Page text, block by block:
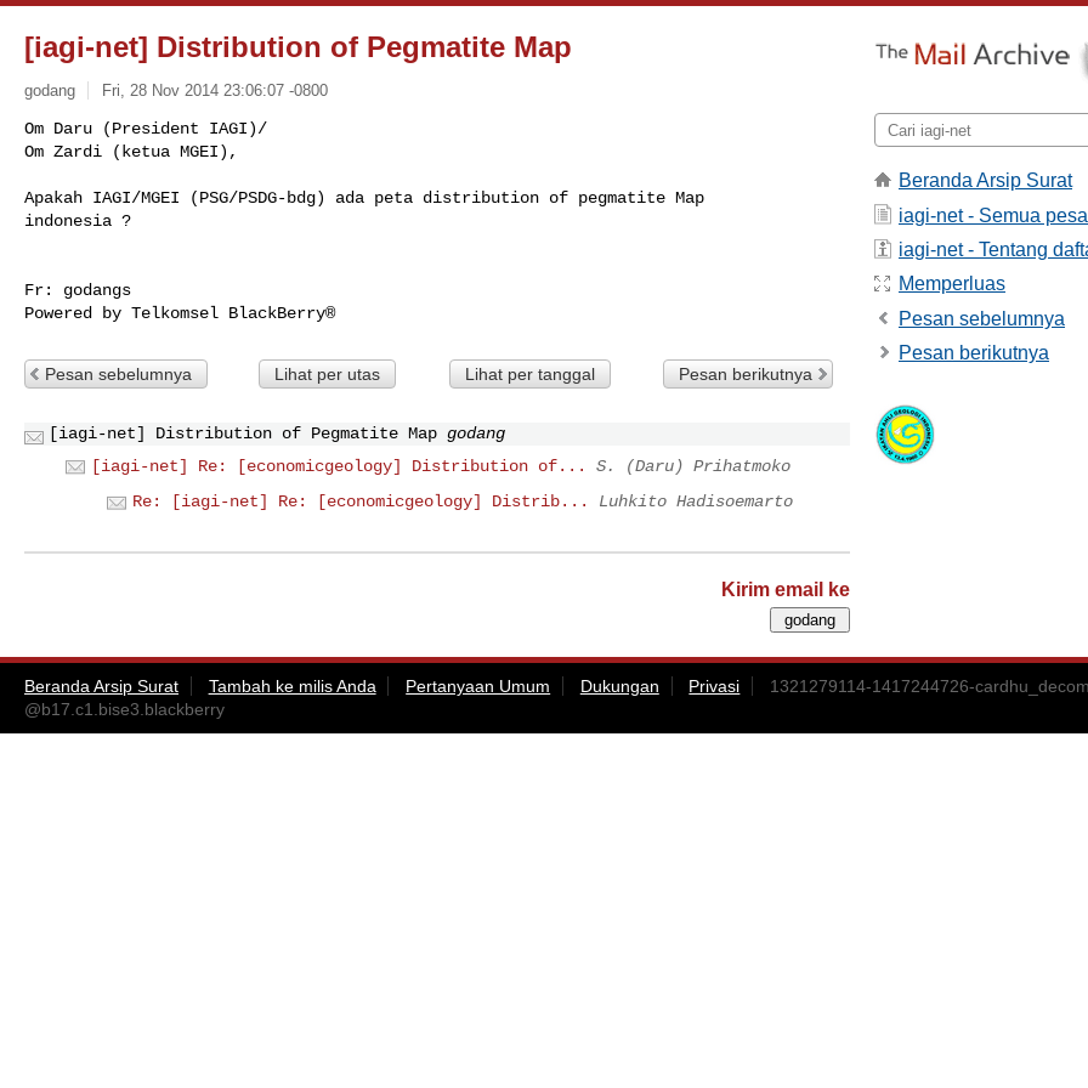
[iagi-net] Distribution of Pegmatite Map
godang Fri, 28 Nov 2014 23:06:07 -0800
Om Daru (President IAGI)/
Om Zardi (ketua MGEI),
Apakah IAGI/MGEI (PSG/PSDG-bdg) ada peta distribution of pegmatite Map
indonesia ?
Fr: godangs
Powered by Telkomsel BlackBerry®
Pesan sebelumnya Lihat per utas Lihat per tanggal Pesan berikutnya
[iagi-net] Distribution of Pegmatite Map godang
[iagi-net] Re: [economicgeology] Distribution of...
S. (Daru) Prihatmoko
Re: [iagi-net] Re: [economicgeology] Distrib...
Luhkito Hadisoemarto
Kirim email ke
Beranda Arsip Surat
iagi-net - Semua
iagi-net - Tentang
Memperluas
Pesan sebelumnya
Pesan berikutnya
Beranda Arsip Surat Tambah ke milis Anda Pertanyaan Umum Dukungan Privasi
1321279114-1417244726-
@b17.c1.bise3.blackberry